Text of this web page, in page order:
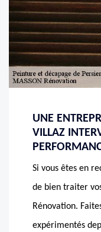
UNE
VILLAZ
Si vous êtes en
de bien traiter
Rénovation.
expérimentés